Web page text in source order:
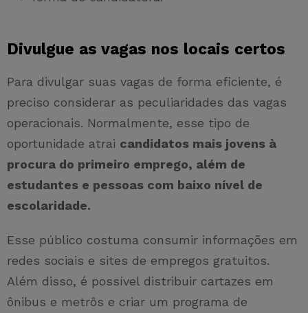
Divulgue as vagas nos locais certos
Para divulgar suas vagas de forma eficiente, é
preciso considerar as peculiaridades das vagas
operacionais. Normalmente, esse tipo de
oportunidade atrai candidatos mais jovens à
procura do primeiro emprego, além de
estudantes e pessoas com baixo nível de
escolaridade.
Esse público costuma consumir informações em
redes sociais e sites de empregos gratuitos.
Além disso, é possível distribuir cartazes em
ônibus e metrôs e criar um programa de